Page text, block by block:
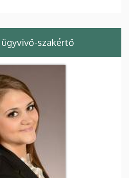
ügyvivő-szakértő